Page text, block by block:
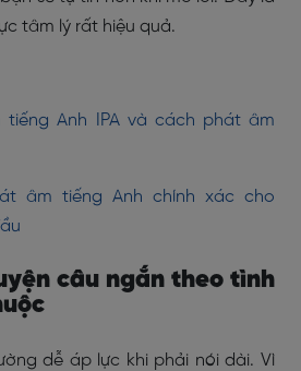
tâm lý rất hiệu quả.
tiếng Anh IPA và cách phát âm
âm tiếng Anh chính xác cho
câu ngắn theo tình
dễ áp lực khi phải nói dài. Vì